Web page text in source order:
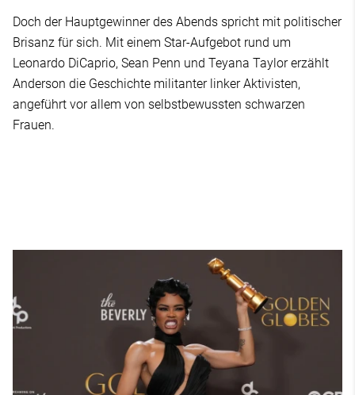
Doch der Hauptgewinner des Abends spricht mit politischer
Brisanz für sich. Mit einem Star-Aufgebot rund um
Leonardo DiCaprio, Sean Penn und Teyana Taylor erzählt
Anderson die Geschichte militanter linker Aktivisten,
angeführt vor allem von selbstbewussten schwarzen
Frauen.